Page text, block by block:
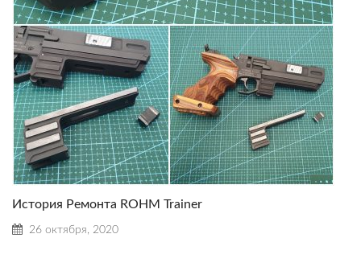
История Ремонта ROHM Trainer
26 октября, 2020